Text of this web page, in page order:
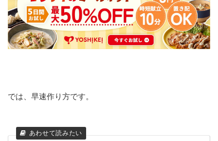
では、早速作り方です。